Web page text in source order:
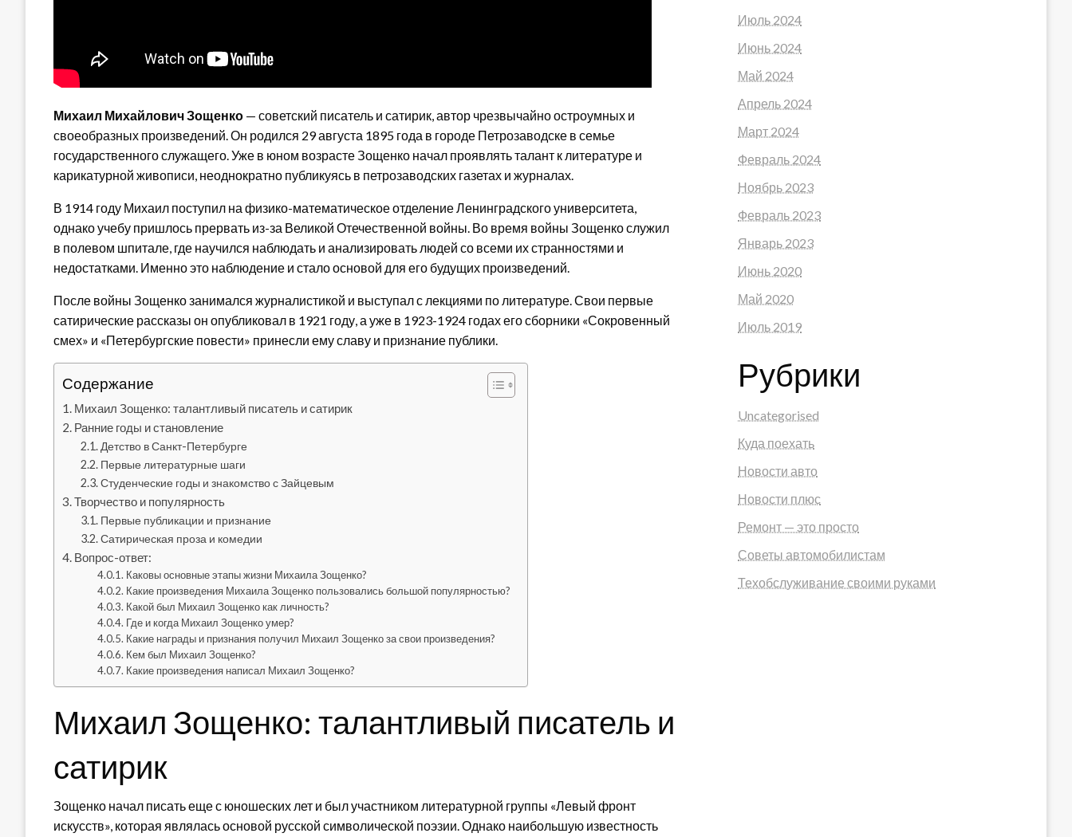
Михаил Михайлович Зощенко — советский писатель и сатирик, автор чрезвычайно остроумных и
своеобразных произведений. Он родился 29 августа 1895 года в городе Петрозаводске в семье
государственного служащего. Уже в юном возрасте Зощенко начал проявлять талант к литературе и
карикатурной живописи, неоднократно публикуясь в петрозаводских газетах и журналах.
В 1914 году Михаил поступил на физико-математическое отделение Ленинградского университета,
однако учебу пришлось прервать из-за Великой Отечественной войны. Во время войны Зощенко служил
в полевом шпитале, где научился наблюдать и анализировать людей со всеми их странностями и
недостатками. Именно это наблюдение и стало основой для его будущих произведений.
После войны Зощенко занимался журналистикой и выступал с лекциями по литературе. Свои первые
сатирические рассказы он опубликовал в 1921 году, а уже в 1923-1924 годах его сборники «Сокровенный
смех» и «Петербургские повести» принесли ему славу и признание публики.
Содержание
Михаил Зощенко: талантливый писатель и сатирик
Ранние годы и становление
Детство в Санкт-Петербурге
Первые литературные шаги
Студенческие годы и знакомство с Зайцевым
Творчество и популярность
Первые публикации и признание
Сатирическая проза и комедии
Вопрос-ответ:
Каковы основные этапы жизни Михаила Зощенко?
Какие произведения Михаила Зощенко пользовались большой популярностью?
Какой был Михаил Зощенко как личность?
Где и когда Михаил Зощенко умер?
Какие награды и признания получил Михаил Зощенко за свои произведения?
Кем был Михаил Зощенко?
Какие произведения написал Михаил Зощенко?
Михаил Зощенко: талантливый писатель и
сатирик
Зощенко начал писать еще с юношеских лет и был участником литературной группы «Левый фронт
искусств», которая являлась основой русской символической поэзии. Однако наибольшую известность
Июль 2024
Июнь 2024
Май 2024
Апрель 2024
Март 2024
Февраль 2024
Ноябрь 2023
Февраль 2023
Январь 2023
Июнь 2020
Май 2020
Июль 2019
Рубрики
Uncategorised
Куда поехать
Новости авто
Новости плюс
Ремонт — это просто
Советы автомобилистам
Техобслуживание своими руками